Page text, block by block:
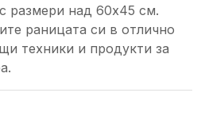
размери над 60x45 см.
раницата си в отлично
техники и продукти за